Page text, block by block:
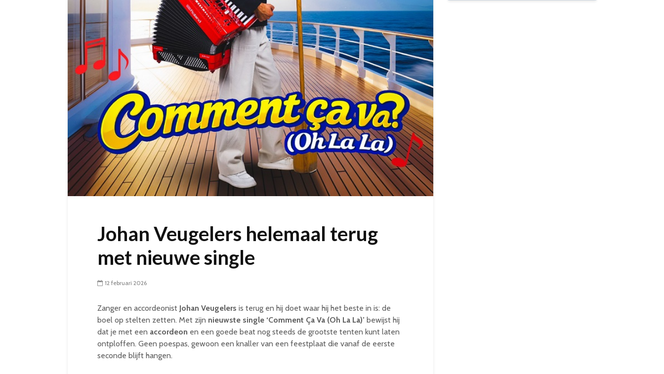
Johan Veugelers helemaal terug
met nieuwe single
12 februari 2026
Zanger en accordeonist Johan Veugelers is terug en hij doet waar hij het beste in is: de
boel op stelten zetten. Met zijn nieuwste single ‘Comment Ça Va (Oh La La)’ bewijst hij
dat je met een accordeon en een goede beat nog steeds de grootste tenten kunt laten
ontploffen. Geen poespas, gewoon een knaller van een feestplaat die vanaf de eerste
seconde blijft hangen.